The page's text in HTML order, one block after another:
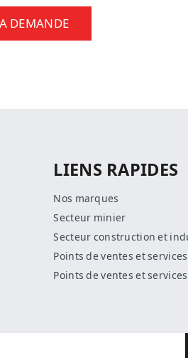
DEMANDE
LIENS RAPIDES
Nos marques
Secteur minier
Secteur construction et
Points de ventes et
Points de ventes et